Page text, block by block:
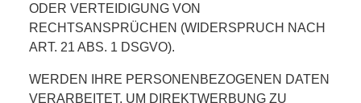
ODER VERTEIDIGUNG VON
RECHTSANSPRÜCHEN (WIDERSPRUCH NACH
ART. 21 ABS. 1 DSGVO).
WERDEN IHRE PERSONENBEZOGENEN DATEN
VERARBEITET, UM DIREKTWERBUNG ZU